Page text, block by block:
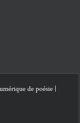
de poésie |